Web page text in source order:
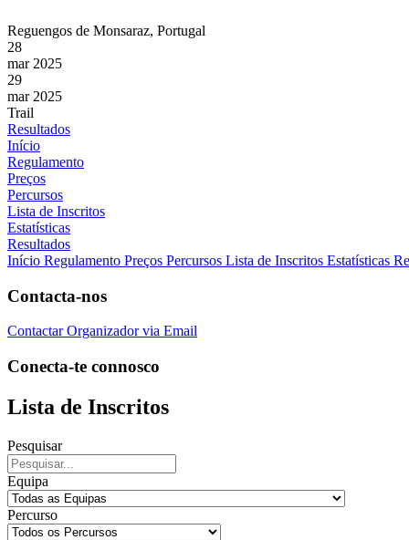
Reguengos de Monsaraz, Portugal
28
mar 2025
29
mar 2025
Trail
Resultados
Início
Regulamento
Preços
Percursos
Lista de Inscritos
Estatísticas
Resultados
Início Regulamento Preços Percursos Lista de Inscritos Estatísticas
Contacta-nos
Contactar Organizador via Email
Conecta-te connosco
Lista de Inscritos
Pesquisar
Equipa
Percurso